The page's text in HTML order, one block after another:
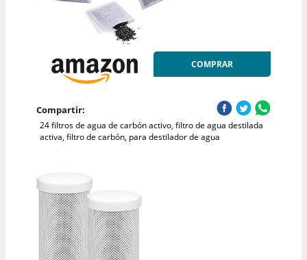
COMPRAR
Compartir:
24 filtros de agua de carbón activo, filtro de agua destilada
activa, filtro de carbón, para destilador de agua